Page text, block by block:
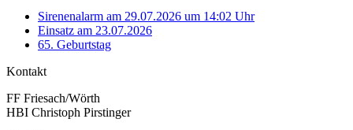
Sirenenalarm am 29.07.2026 um 14:02 Uhr
Einsatz am 23.07.2026
65. Geburtstag
Kontakt
FF Friesach/Wörth
HBI Christoph Pirstinger